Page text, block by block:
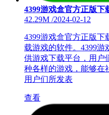
4399游戏盒官方正版下
42.29M /2024-02-12
4399游戏盒官方正版下
载游戏的软件。4399
供游戏下载平台，用户
种各样的游戏，能够在
用户们所发表
查看